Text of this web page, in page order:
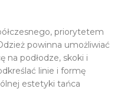
priorytetem
powinna umożliwiać
na podłodze, skoki i
linie i formę
estetyki tańca